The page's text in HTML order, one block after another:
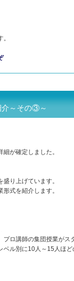
～その③～
細が確定しました。
り上げています。
式を紹介します。
プロ講師の集団授業がス
ベル別に10人～15人ほ